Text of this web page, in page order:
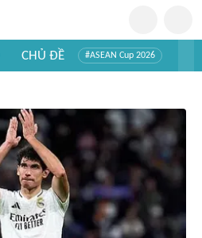
CHỦ ĐỀ #ASEAN Cup 2026